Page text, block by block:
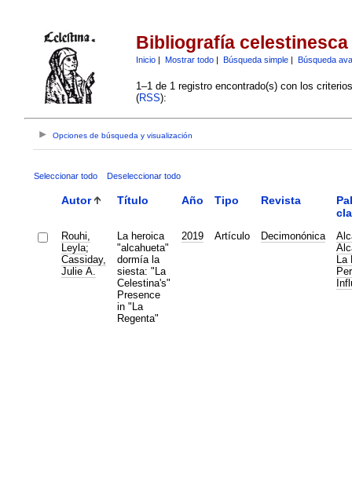
Bibliografía celestinesca
Inicio| Mostrar todo| Búsqueda simple| Búsqueda
1–1 de 1 registro encontrado(s) con los
(RSS):
Opciones de búsqueda y visualización
Seleccionar todo Deseleccionar todo
Autor Título Año Tipo Revista
Rouhi,
Leyla;
Cassiday,
Julie A.
La heroica
"alcahueta"
dormía la
siesta: "La
Celestina's"
Presence
in "La
Regenta"
2019 Artículo Decimonónica